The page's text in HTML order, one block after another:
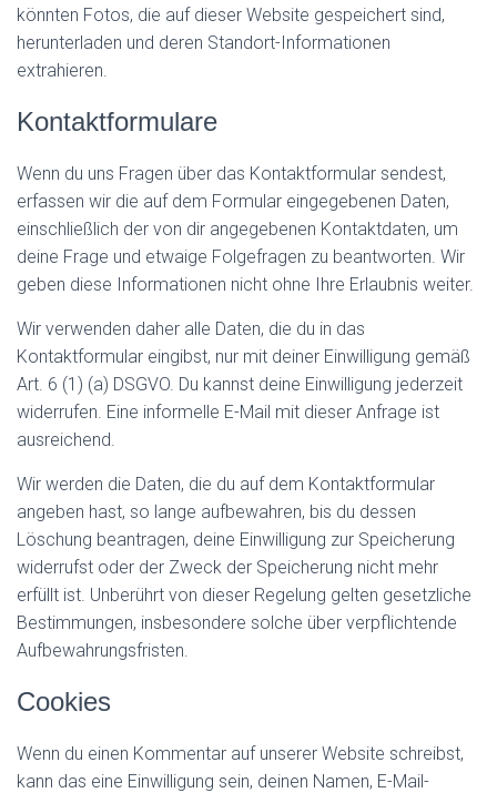
könnten Fotos, die auf dieser Website gespeichert sind,
herunterladen und deren Standort-Informationen
extrahieren.
Kontaktformulare
Wenn du uns Fragen über das Kontaktformular sendest,
erfassen wir die auf dem Formular eingegebenen Daten,
einschließlich der von dir angegebenen Kontaktdaten, um
deine Frage und etwaige Folgefragen zu beantworten. Wir
geben diese Informationen nicht ohne Ihre Erlaubnis weiter.
Wir verwenden daher alle Daten, die du in das
Kontaktformular eingibst, nur mit deiner Einwilligung gemäß
Art. 6 (1) (a) DSGVO. Du kannst deine Einwilligung jederzeit
widerrufen. Eine informelle E-Mail mit dieser Anfrage ist
ausreichend.
Wir werden die Daten, die du auf dem Kontaktformular
angeben hast, so lange aufbewahren, bis du dessen
Löschung beantragen, deine Einwilligung zur Speicherung
widerrufst oder der Zweck der Speicherung nicht mehr
erfüllt ist. Unberührt von dieser Regelung gelten gesetzliche
Bestimmungen, insbesondere solche über verpflichtende
Aufbewahrungsfristen.
Cookies
Wenn du einen Kommentar auf unserer Website schreibst,
kann das eine Einwilligung sein, deinen Namen, E-Mail-